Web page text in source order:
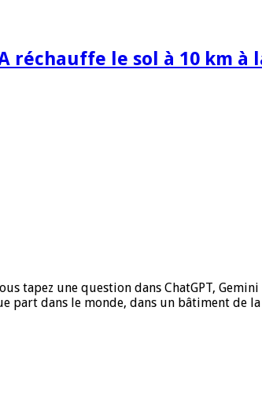
le sol à 10 km à
tapez une question dans ChatGPT,
part dans le monde, dans un bâtiment